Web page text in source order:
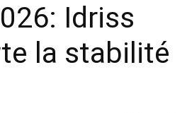
Idriss
la stabilité